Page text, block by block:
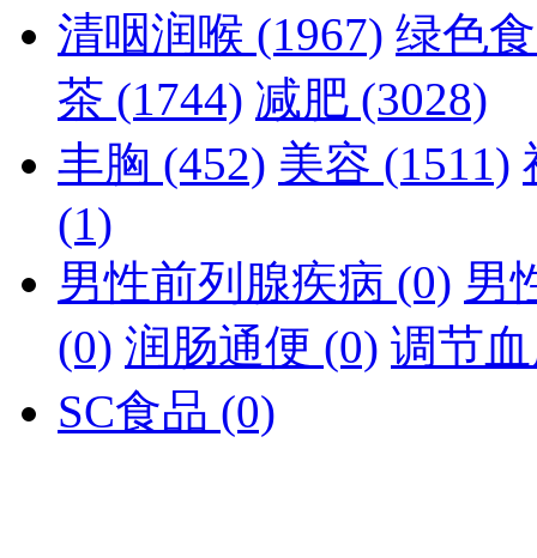
清咽润喉 (1967) 绿色
茶 (1744) 减肥 (3028)
丰胸 (452) 美容 (1511)
(1)
男性前列腺疾病 (0) 男
(0) 润肠通便 (0) 调节
SC食品 (0)